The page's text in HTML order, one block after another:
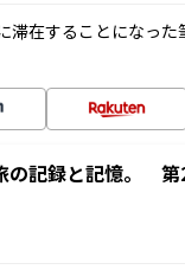
滞在することになっ
の記録と記憶。 第